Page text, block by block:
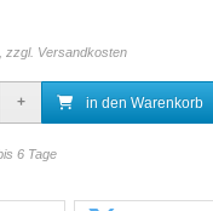
zzgl. Versandkosten
in den Warenkorb
6 Tage